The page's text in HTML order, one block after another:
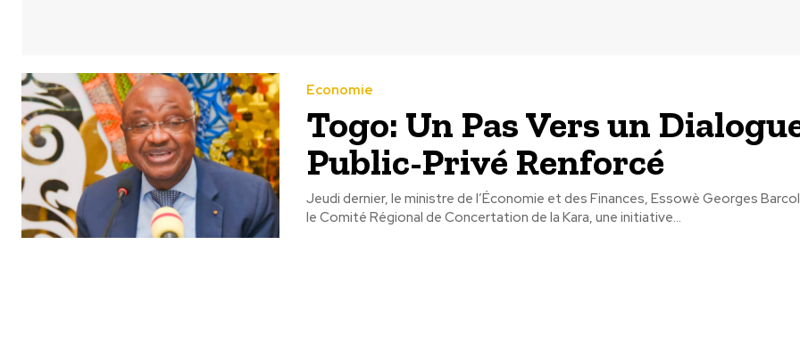
Economie
Togo: Un Pas Vers un
Public-Privé Renforcé
Jeudi dernier, le ministre de l’Économie et des Finances, Essowè Georges
le Comité Régional de Concertation de la Kara, une initiative...